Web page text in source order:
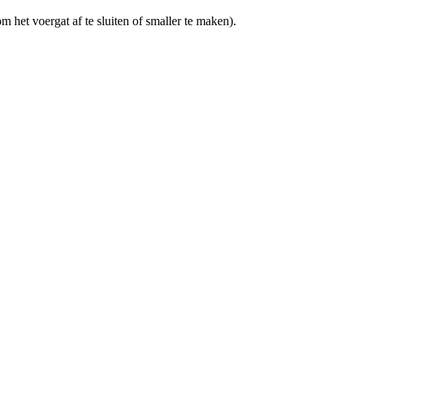
het voergat af te sluiten of smaller te maken).